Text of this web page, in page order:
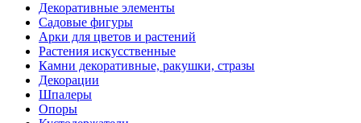
Декоративные элементы
Садовые фигуры
Арки для цветов и растений
Растения искусственные
Камни декоративные, ракушки, стразы
Декорации
Шпалеры
Опоры